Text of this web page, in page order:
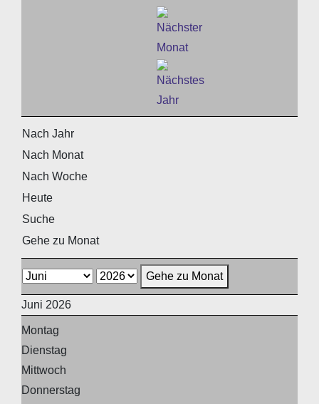
Nach Jahr
Nach Monat
Nach Woche
Heute
Suche
Gehe zu Monat
Gehe zu Monat
Juni 2026
Montag
Dienstag
Mittwoch
Donnerstag